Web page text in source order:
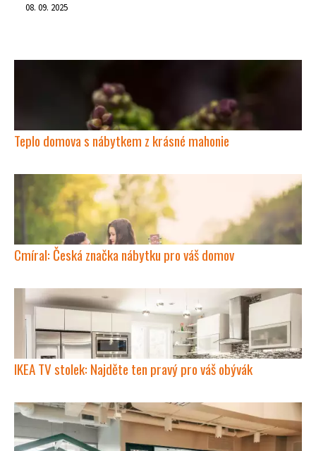
08. 09. 2025
Teplo domova s nábytkem z krásné mahonie
Cmíral: Česká značka nábytku pro váš domov
IKEA TV stolek: Najděte ten pravý pro váš obývák